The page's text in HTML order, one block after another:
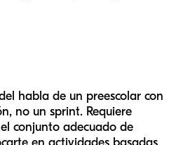
habla de un preescolar con
no un sprint. Requiere
conjunto adecuado de